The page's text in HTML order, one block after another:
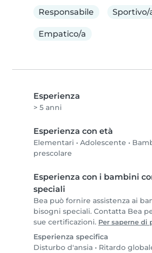
Responsabile
Sportivo/
Empatico/a
Esperienza
> 5 anni
Esperienza con età
Elementari • Adolescente •
prescolare
Esperienza con i bambini
speciali
Bea può fornire assistenza ai
bisogni speciali. Contatta Bea
sue certificazioni. Per saperne di
Esperienza specifica
Disturbo d'ansia • Ritardo